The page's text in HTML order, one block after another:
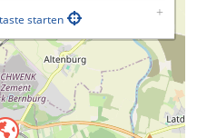
starten